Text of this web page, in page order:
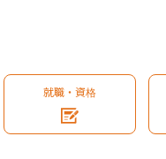
就職・資格